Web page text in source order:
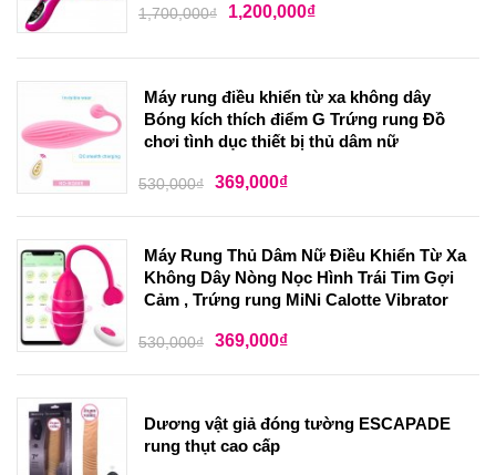
1,700,000₫ 1,200,000₫
Máy rung điều khiển từ xa không dây
Bóng kích thích điểm G Trứng rung Đồ
chơi tình dục thiết bị thủ dâm nữ
530,000₫ 369,000₫
Máy Rung Thủ Dâm Nữ Điều Khiển Từ Xa
Không Dây Nòng Nọc Hình Trái Tim Gợi
Cảm , Trứng rung MiNi Calotte Vibrator
530,000₫ 369,000₫
Dương vật giả đóng tường ESCAPADE
rung thụt cao cấp